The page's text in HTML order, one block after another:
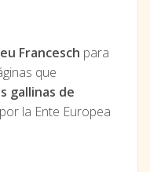
Francesch para
que
gallinas de
la Ente Europea